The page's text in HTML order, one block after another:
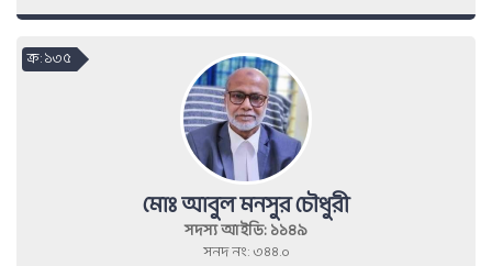
মোঃ আবুল মনসুর চৌধুরী
সদস্য আইডি: ১১৪৯
সনদ নং: ৩৪৪.০
ক্র : ১৩৫